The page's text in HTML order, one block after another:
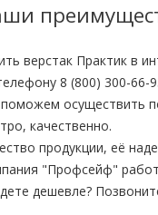
верстак Практик в
8 (800) 300-66-
осуществить
качественно.
продукции, её
"Профсейф"
дешевле?